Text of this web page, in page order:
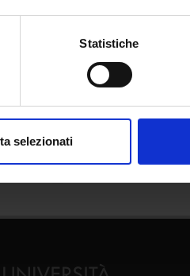
con un'approssimazione di
Dichiarazione sui cookie.
Statistiche
selezionati